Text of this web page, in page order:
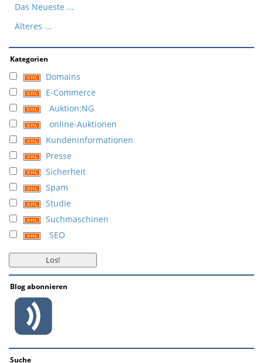
Das Neueste ...
Älteres ...
Kategorien
Domains
E-Commerce
Auktion:NG
online-Auktionen
Kundeninformationen
Presse
Sicherheit
Spam
Studie
Suchmaschinen
SEO
Blog abonnieren
Suche